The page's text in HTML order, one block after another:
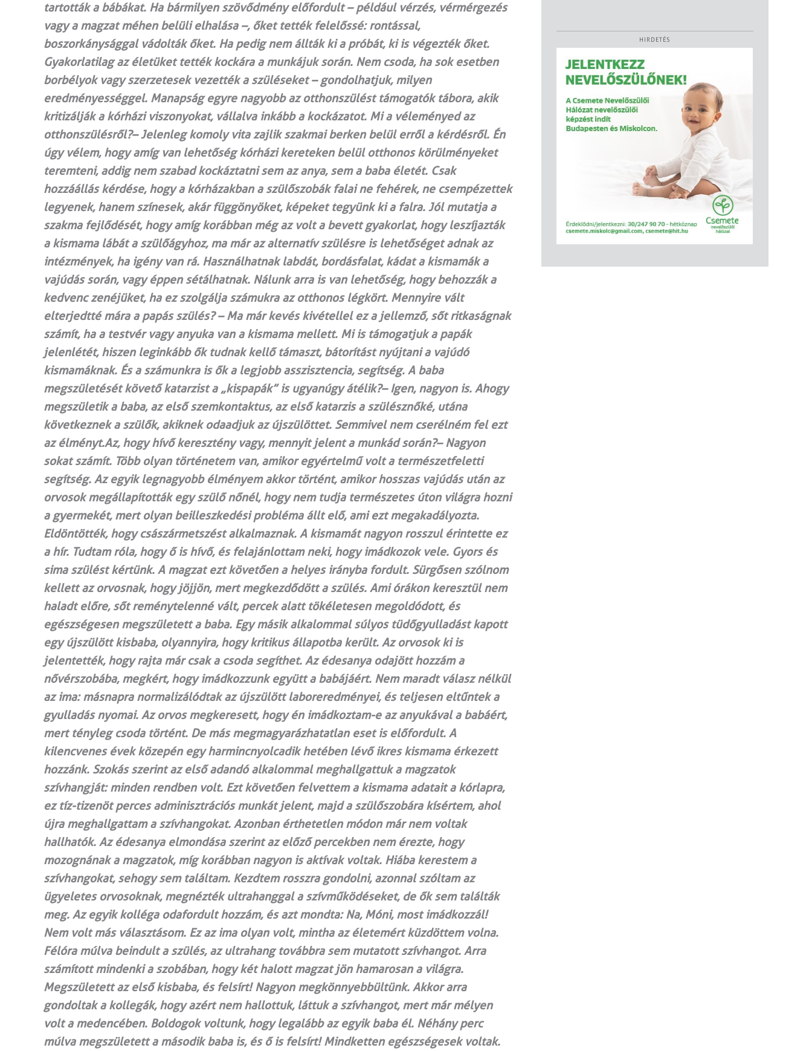
tartották a bábákat. Ha bármilyen szövődmény előfordult – például vérzés, vérmérgezés
vagy a magzat méhen belüli elhalása –, őket tették felelőssé: rontással,
boszorkánysággal vádolták őket. Ha pedig nem állták ki a próbát, ki is végezték őket.
Gyakorlatilag az életüket tették kockára a munkájuk során. Nem csoda, ha sok esetben
borbélyok vagy szerzetesek vezették a szüléseket – gondolhatjuk, milyen
eredményességgel. Manapság egyre nagyobb az otthonszülést támogatók tábora, akik
kritizálják a kórházi viszonyokat, vállalva inkább a kockázatot. Mi a véleményed az
otthonszülésről?– Jelenleg komoly vita zajlik szakmai berken belül erről a kérdésről. Én
úgy vélem, hogy amíg van lehetőség kórházi kereteken belül otthonos körülményeket
teremteni, addig nem szabad kockáztatni sem az anya, sem a baba életét. Csak
hozzáállás kérdése, hogy a kórházakban a szülőszobák falai ne fehérek, ne csempézettek
legyenek, hanem színesek, akár függönyöket, képeket tegyünk ki a falra. Jól mutatja a
szakma fejlődését, hogy amíg korábban még az volt a bevett gyakorlat, hogy leszíjazták
a kismama lábát a szülőágyhoz, ma már az alternatív szülésre is lehetőséget adnak az
intézmények, ha igény van rá. Használhatnak labdát, bordásfalat, kádat a kismamák a
vajúdás során, vagy éppen sétálhatnak. Nálunk arra is van lehetőség, hogy behozzák a
kedvenc zenéjüket, ha ez szolgálja számukra az otthonos légkört. Mennyire vált
elterjedtté mára a papás szülés? – Ma már kevés kivétellel ez a jellemző, sőt ritkaságnak
számít, ha a testvér vagy anyuka van a kismama mellett. Mi is támogatjuk a papák
jelenlétét, hiszen leginkább ők tudnak kellő támaszt, bátorítást nyújtani a vajúdó
kismamáknak. És a számunkra is ők a legjobb asszisztencia, segítség. A baba
megszületését követő katarzist a „kispapák” is ugyanúgy átélik?– Igen, nagyon is. Ahogy
megszületik a baba, az első szemkontaktus, az első katarzis a szülésznőké, utána
következnek a szülők, akiknek odaadjuk az újszülöttet. Semmivel nem cserélném fel ezt
az élményt.Az, hogy hívő keresztény vagy, mennyit jelent a munkád során?– Nagyon
sokat számít. Több olyan történetem van, amikor egyértelmű volt a természetfeletti
segítség. Az egyik legnagyobb élményem akkor történt, amikor hosszas vajúdás után az
orvosok megállapították egy szülő nőnél, hogy nem tudja természetes úton világra hozni
a gyermekét, mert olyan beilleszkedési probléma állt elő, ami ezt megakadályozta.
Eldöntötték, hogy császármetszést alkalmaznak. A kismamát nagyon rosszul érintette ez
a hír. Tudtam róla, hogy ő is hívő, és felajánlottam neki, hogy imádkozok vele. Gyors és
sima szülést kértünk. A magzat ezt követően a helyes irányba fordult. Sürgősen szólnom
kellett az orvosnak, hogy jöjjön, mert megkezdődött a szülés. Ami órákon keresztül nem
haladt előre, sőt reménytelenné vált, percek alatt tökéletesen megoldódott, és
egészségesen megszületett a baba. Egy másik alkalommal súlyos tüdőgyulladást kapott
egy újszülött kisbaba, olyannyira, hogy kritikus állapotba került. Az orvosok ki is
jelentették, hogy rajta már csak a csoda segíthet. Az édesanya odajött hozzám a
nővérszobába, megkért, hogy imádkozzunk együtt a babájáért. Nem maradt válasz nélkül
az ima: másnapra normalizálódtak az újszülött laboreredményei, és teljesen eltűntek a
gyulladás nyomai. Az orvos megkeresett, hogy én imádkoztam-e az anyukával a babáért,
mert tényleg csoda történt. De más megmagyarázhatatlan eset is előfordult. A
kilencvenes évek közepén egy harmincnyolcadik hetében lévő ikres kismama érkezett
hozzánk. Szokás szerint az első adandó alkalommal meghallgattuk a magzatok
szívhangját: minden rendben volt. Ezt követően felvettem a kismama adatait a kórlapra,
ez tíz-tizenöt perces adminisztrációs munkát jelent, majd a szülőszobára kísértem, ahol
újra meghallgattam a szívhangokat. Azonban érthetetlen módon már nem voltak
hallhatók. Az édesanya elmondása szerint az előző percekben nem érezte, hogy
mozognának a magzatok, míg korábban nagyon is aktívak voltak. Hiába kerestem a
szívhangokat, sehogy sem találtam. Kezdtem rosszra gondolni, azonnal szóltam az
ügyeletes orvosoknak, megnézték ultrahanggal a szívműködéseket, de ők sem találták
meg. Az egyik kolléga odafordult hozzám, és azt mondta: Na, Móni, most imádkozzál!
Nem volt más választásom. Ez az ima olyan volt, mintha az életemért küzdöttem volna.
Félóra múlva beindult a szülés, az ultrahang továbbra sem mutatott szívhangot. Arra
számított mindenki a szobában, hogy két halott magzat jön hamarosan a világra.
Megszületett az első kisbaba, és felsírt! Nagyon megkönnyebbültünk. Akkor arra
gondoltak a kollegák, hogy azért nem hallottuk, láttuk a szívhangot, mert már mélyen
volt a medencében. Boldogok voltunk, hogy legalább az egyik baba él. Néhány perc
múlva megszületett a második baba is, és ő is felsírt! Mindketten egészségesek voltak.
HIRDETÉS